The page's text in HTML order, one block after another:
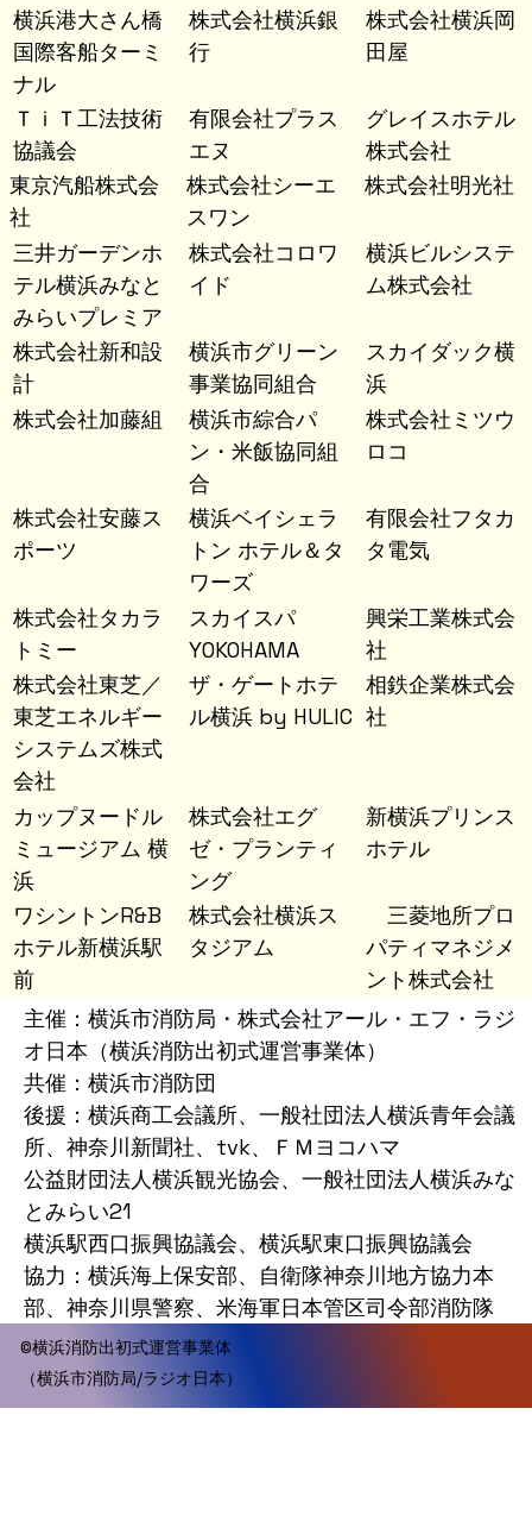
主催：横浜市消防局・株式会社アール・エフ・ラジ
オ日本（横浜消防出初式運営事業体）
共催：横浜市消防団
後援：横浜商工会議所、一般社団法人横浜青年会議
所、神奈川新聞社、tvk、ＦＭヨコハマ
公益財団法人横浜観光協会、一般社団法人横浜みな
とみらい21
横浜駅西口振興協議会、横浜駅東口振興協議会
協力：横浜海上保安部、自衛隊神奈川地方協力本
部、神奈川県警察、米海軍日本管区司令部消防隊
横浜港大さん橋
国際客船ターミ
ナル
株式会社横浜銀
行
株式会社横浜岡
田屋
ＴｉＴ工法技術
協議会
有限会社プラス
エヌ
グレイスホテル
株式会社
東京汽船株式会
社
株式会社シーエ
スワン
株式会社明光社
三井ガーデンホ
テル横浜みなと
みらいプレミア
株式会社コロワ
イド
横浜ビルシステ
ム株式会社
株式会社新和設
計
横浜市グリーン
事業協同組合
スカイダック横
浜
株式会社加藤組
横浜市綜合パ
ン・米飯協同組
合
株式会社ミツウ
ロコ
株式会社安藤ス
ポーツ
横浜ベイシェラ
トン ホテル＆タ
ワーズ
有限会社フタカ
タ電気
株式会社タカラ
トミー
スカイスパ
YOKOHAMA
興栄工業株式会
社
株式会社東芝／
東芝エネルギー
システムズ株式
会社
ザ・ゲートホテ
ル横浜 by HULIC
相鉄企業株式会
社
カップヌードル
ミュージアム 横
浜
株式会社エグ
ゼ・プランティ
ング
新横浜プリンス
ホテル
ワシントンR&B
ホテル新横浜駅
前
株式会社横浜ス
タジアム
三菱地所プロ
パティマネジメ
ント株式会社
©横浜消防出初式運営事業体
（横浜市消防局/ラジオ日本）